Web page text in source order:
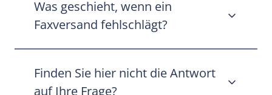
Mastercard als Zahlungsmöglichkeiten.
Was geschieht, wenn ein
Faxversand fehlschlägt?
werden kann, erhalten Sie eine
Rückerstattung Ihrer Zahlung abzüglich
Finden Sie hier nicht die Antwort
auf Ihre Frage?